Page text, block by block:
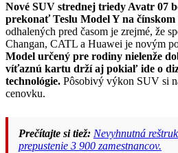
Nové SUV strednej triedy Avatr 07
prekonať Teslu Model Y na
odhalených pred časom je zrejmé, že
Changan, CATL a Huawei je novým
Model určený pre rodiny nielenže
víťaznú kartu drží aj pokiaľ ide o
technológie. Pôsobivý výkon SUV si
cenovku.
Prečítajte si tiež: Nevyhnutná
prepustenie 3 900 zamestnancov.